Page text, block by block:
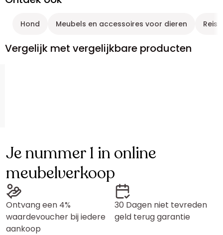
Hond Meubels en accessoires voor dieren
Vergelijk met vergelijkbare producten
Je nummer 1 in online
meubelverkoop
Ontvang een 4%
waardevoucher bij iedere
aankoop
30 Dagen niet tevreden
geld terug garantie